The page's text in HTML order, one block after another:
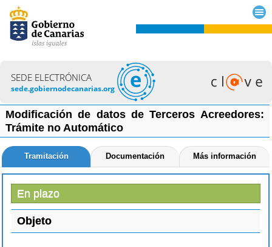
SEDE ELECTRÓNICA
sede.gobiernodecanarias.org
Modificación de datos de Terceros Acreedores:
Trámite no Automático
Tramitación Documentación Más información
En plazo
Objeto